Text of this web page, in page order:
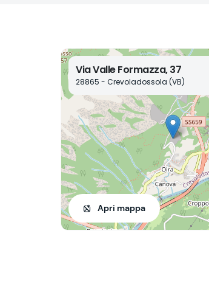
Via Valle Formazza, 37
28865 - Crevoladossola (VB)
Apri mappa